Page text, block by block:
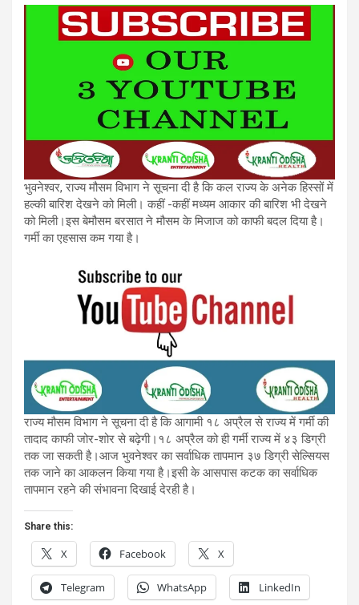
भुवनेश्वर, राज्य मौसम विभाग ने सूचना दी है कि कल राज्य के अनेक हिस्सों में
हल्की बारिश देखने को मिली। कहीं -कहीं मध्यम आकार की बारिश भी देखने
को मिली।इस बेमौसम बरसात ने मौसम के मिजाज को काफी बदल दिया है।
गर्मी का एहसास कम गया है।
राज्य मौसम विभाग ने सूचना दी है कि आगामी १८ अप्रैल से राज्य में गर्मी की
तादाद काफी जोर-शोर से बढ़ेगी।१८ अप्रैल को ही गर्मी राज्य में ४३ डिग्री
तक जा सकती है।आज भुवनेश्वर का सर्वाधिक तापमान ३७ डिग्री सेल्सियस
तक जाने का आकलन किया गया है।इसी के आसपास कटक का सर्वाधिक
तापमान रहने की संभावना दिखाई देरही है।
Share this:
X Facebook X
Telegram WhatsApp LinkedIn